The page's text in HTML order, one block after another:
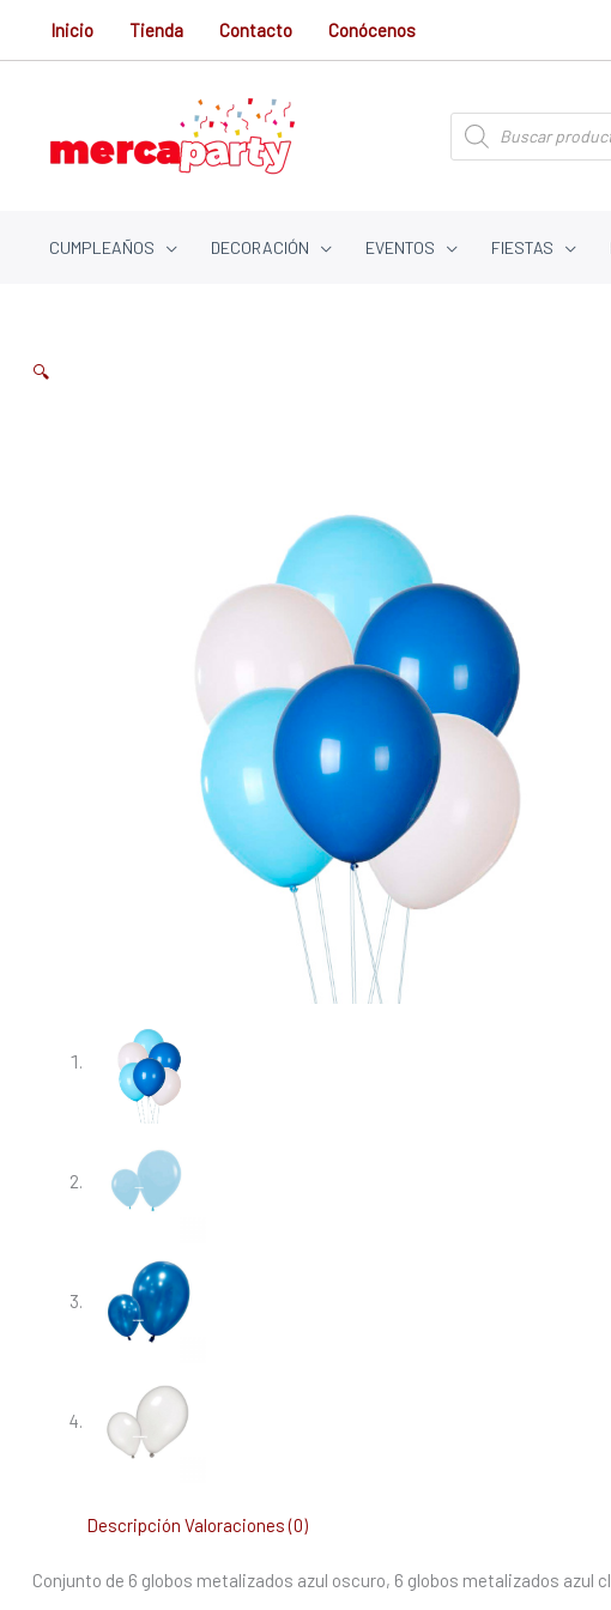
Inicio Tienda Contacto Conócenos
Búsqueda
de
productos
CUMPLEAÑOS DECORACIÓN EVENTOS FIESTAS
🔍
Descripción Valoraciones (0)
Conjunto de 6 globos metalizados azul oscuro, 6 globos metalizados azul